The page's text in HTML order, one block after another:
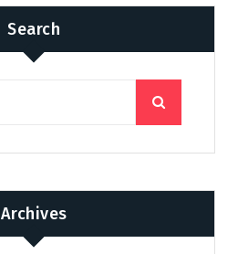
Search
Archives